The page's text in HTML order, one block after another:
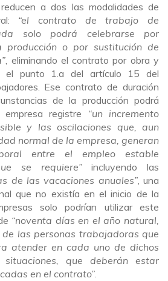
a dos las modalidades de
“el contrato de trabajo de
solo podrá celebrarse por
producción o por sustitución de
, eliminando el contrato por obra y
el punto 1.a del artículo 15 del
Ese contrato de duración
de la producción podrá
registre “un incremento
y las oscilaciones que, aun
normal de la empresa, generan
entre el empleo estable
se requiere”incluyendo las
de las vacaciones anuales”, una
que no existía en el inicio de la
solo podrían utilizar este
“noventa días en el año natural,
las personas trabajadoras que
atender en cada uno de dichos
que deberán estar
en el contrato”.